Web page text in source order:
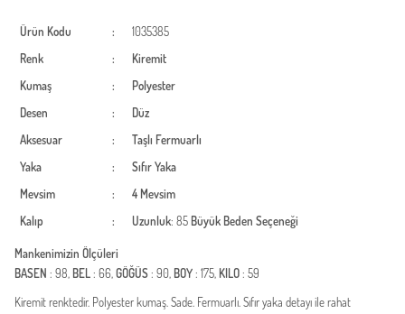
Ürün Kodu :
1035385
Renk
:
Kiremit
Kumaş
:
Polyester
Desen
:
Düz
Aksesuar
: Taşlı Fermuarlı
Yaka
:
Sıfır Yaka
Mevsim
:
4 Mevsim
Kalıp
: Uzunluk: 85 Büyük Beden Seçeneği
Mankenimizin Ölçüleri
BASEN : 98, BEL: 66,GÖĞÜS: 90, BOY: 175, KILO: 59
Kiremit renktedir. Polyester kumaş. Sade. Fermuarlı. Sıfır yaka detayı ile rahat